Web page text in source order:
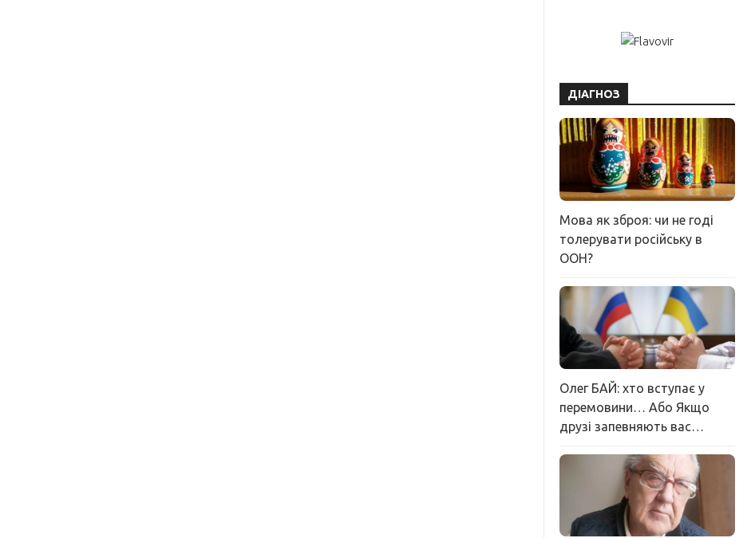
ДІАГНОЗ
Мова як зброя: чи не годі
толерувати російську в
ООН?
Олег БАЙ: хто вступає у
перемовини… Або Якщо
друзі запевняють вас…